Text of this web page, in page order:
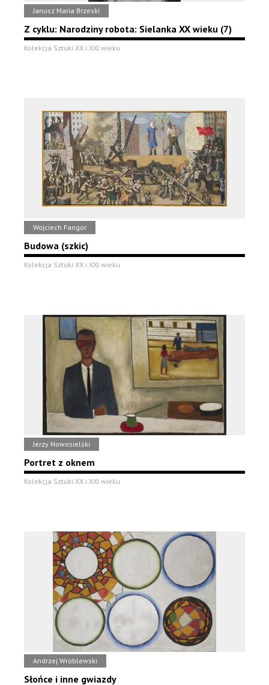
Janusz Maria Brzeski
Z cyklu: Narodziny robota: Sielanka XX wieku (7)
Kolekcja Sztuki XX i XXI wieku
Wojciech Fangor
Budowa (szkic)
Kolekcja Sztuki XX i XXI wieku
Jerzy Nowosielski
Portret z oknem
Kolekcja Sztuki XX i XXI wieku
Andrzej Wróblewski
Słońce i inne gwiazdy